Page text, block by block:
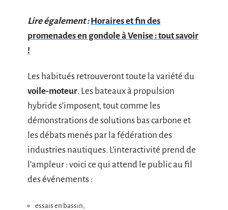
Lire également : Horaires et fin des
promenades en gondole à Venise : tout savoir
!
Les habitués retrouveront toute la variété du
voile-moteur. Les bateaux à propulsion
hybride s’imposent, tout comme les
démonstrations de solutions bas carbone et
les débats menés par la fédération des
industries nautiques. L’interactivité prend de
l’ampleur : voici ce qui attend le public au fil
des événements :
essais en bassin,